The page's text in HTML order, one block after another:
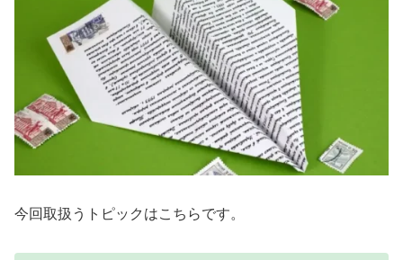
今回取扱うトピックはこちらです。